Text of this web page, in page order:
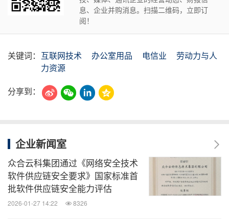
息、企业并购消息。扫描二维码，立即订
阅！
关键词： 互联网技术 办公室用品 电信业
劳动力与人
力资源
分享到：
企业新闻室
众合云科集团通过《网络安全技术
软件供应链安全要求》国家标准首
批软件供应链安全能力评估
2026-01-27 14:22 8326